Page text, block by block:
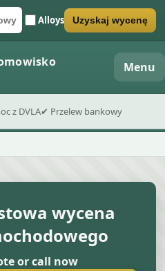
rejestracyjny
Alloys
wyceny Uzyskaj wycenę
Menu
z DVLA✔ Przelew bankowy
wycena
or call now